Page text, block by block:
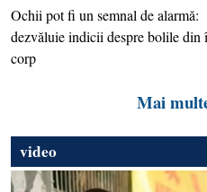
video
Ochii pot fi un semnal de alarmă:
dezvăluie indicii despre bolile din
corp
Mai